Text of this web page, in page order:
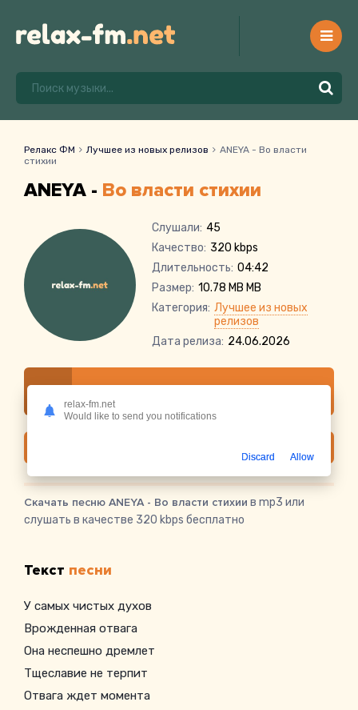
Релакс ФМ Лучшее из новых релизов
ANEYA - Во власти
стихии
ANEYA - Во власти стихии
Слушали: 45
Качество: 320 kbps
Длительность: 04:42
Размер: 10.78 MB MB
Категория: Лучшее из новых
релизов
Дата релиза: 24.06.2026
Скачать песню ANEYA - Во власти стихии в mp3 или
слушать в качестве 320 kbps бесплатно
Текст песни
У самых чистых духов
Врожденная отвага
Она неспешно дремлет
Тщеславие не терпит
Отвага ждет момента
relax-fm.net
Would like to send you notifications
Discard Allow